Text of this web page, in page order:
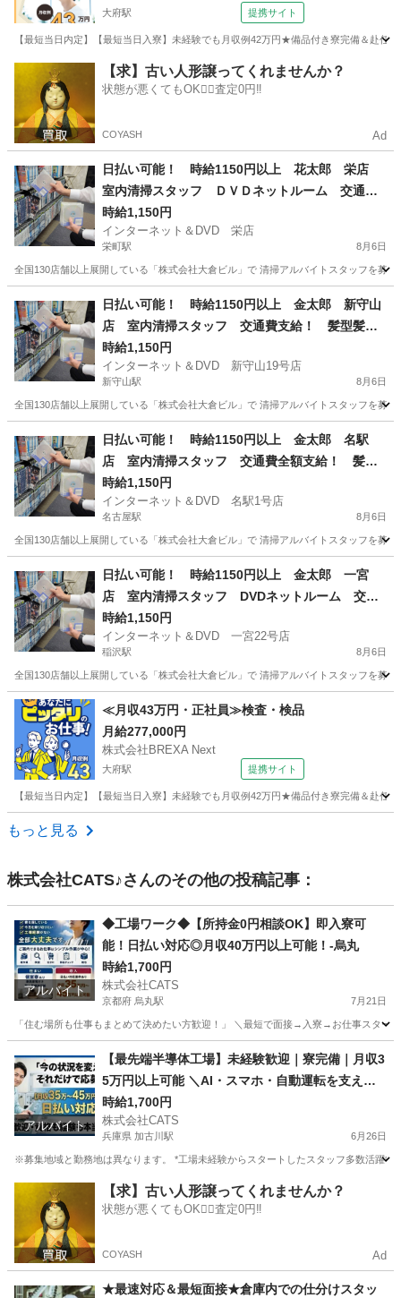
大府駅 提携サイト
【最短当日内定】【最短当日入寮】未経験でも月収例42万円★備品付き寮完備＆赴
大府駅 その他
【求】古い人形譲ってくれませんか？
状態が悪くてもOK🙆‍♀️査定0円‼️
COYASH Ad
日払い可能！ 時給1150円以上 花太郎 栄店
室内清掃スタッフ ＤＶＤネットルーム 交通費
支給！ 髪型髪色自由！ 週2～ＯＫ！1日4ｈ～Ｏ
Ｋ！
時給1,150円
インターネット＆DVD 栄店
栄町駅 8月6日
全国130店舗以上展開している「株式会社大倉ビル」で 清掃アルバイトスタッフを募
栄町駅 清掃 スタッフ
日払い可能！ 時給1150円以上 金太郎 新守山
店 室内清掃スタッフ 交通費支給！ 髪型髪色
自由！ 週2～OK！1日4ｈ～ＯＫ！
時給1,150円
インターネット＆DVD 新守山19号店
新守山駅 8月6日
全国130店舗以上展開している「株式会社大倉ビル」で 清掃アルバイトスタッフを募
新守山駅 清掃 スタッフ
日払い可能！ 時給1150円以上 金太郎 名駅
店 室内清掃スタッフ 交通費全額支給！ 髪型
髪色自由！ 週2～OK！1日4ｈ～ＯＫ！
時給1,150円
インターネット＆DVD 名駅1号店
名古屋駅 8月6日
全国130店舗以上展開している「株式会社大倉ビル」で 清掃アルバイトスタッフを募
名古屋駅 清掃 スタッフ
日払い可能！ 時給1150円以上 金太郎 一宮
店 室内清掃スタッフ DVDネットルーム 交通
費支給！ 髪型髪色自由！ 週2～OK！1日4ｈ～
ＯＫ！
時給1,150円
インターネット＆DVD 一宮22号店
稲沢駅 8月6日
全国130店舗以上展開している「株式会社大倉ビル」で 清掃アルバイトスタッフを募
愛知 一宮市 稲沢駅 清掃 スタッフ
≪月収43万円・正社員≫検査・検品
月給277,000円
株式会社BREXA Next
大府駅 提携サイト
【最短当日内定】【最短当日入寮】未経験でも月収例42万円★備品付き寮完備＆赴
愛知 大府市
もっと見る
株式会社CATS♪さんのその他の投稿記事：
アルバイト
◆工場ワーク◆【所持金0円相談OK】即入寮可
能！日払い対応◎月収40万円以上可能！‐烏丸
時給1,700円
株式会社CATS
京都府 烏丸駅 7月21日
「住む場所も仕事もまとめて決めたい方歓迎！」 ＼最短で面接→入寮→お仕事スター
烏丸駅 工場 個室
アルバイト
【最先端半導体工場】未経験歓迎｜寮完備｜月収3
5万円以上可能 ＼AI・スマホ・自動運転を支える
最先端技術！／ 今話題の半導体業界で働きません
か？-加古川
時給1,700円
株式会社CATS
兵庫県 加古川駅 6月26日
※募集地域と勤務地は異なります。 *工場未経験からスタートしたスタッフ多
加古川駅 工場 個室
【求】古い人形譲ってくれませんか？
状態が悪くてもOK🙆‍♀️査定0円‼️
COYASH Ad
★最速対応＆最短面接★倉庫内での仕分けスタッ